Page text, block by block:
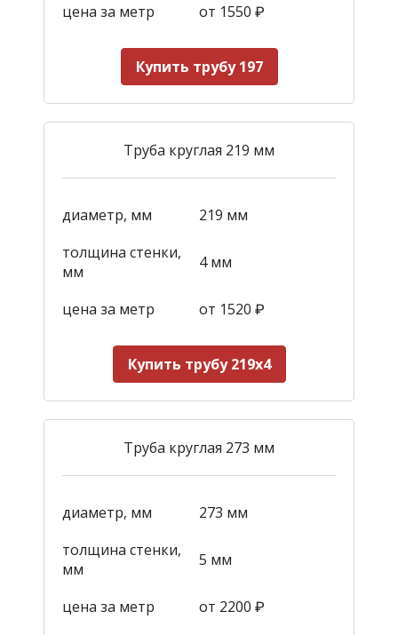
цена за метр от 1550 ₽
Купить трубу 197
Труба круглая 219 мм
диаметр, мм
219 мм
толщина стенки,
мм
4 мм
цена за метр от 1520 ₽
Купить трубу 219х4
Труба круглая 273 мм
диаметр, мм
273 мм
толщина стенки,
мм
5 мм
цена за метр от 2200 ₽